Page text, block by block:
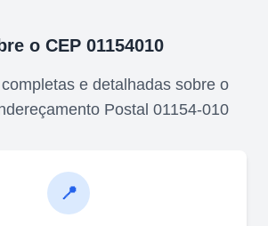
o CEP 01154010
e detalhadas sobre o
Postal 01154-010
📍